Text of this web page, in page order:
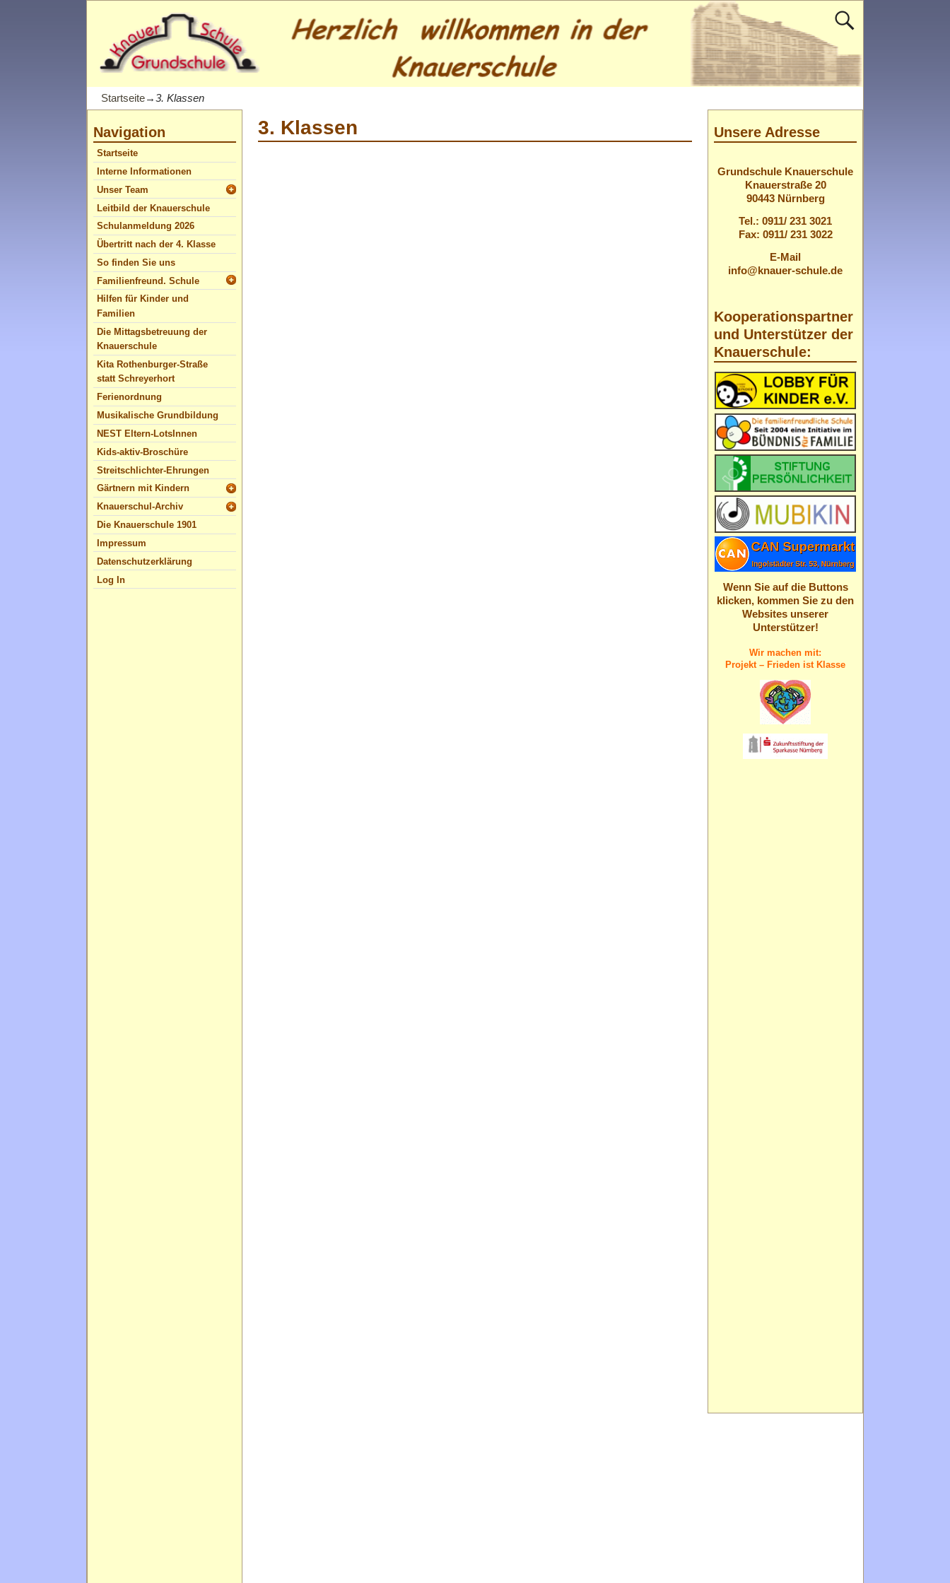
Startseite→3. Klassen
3. Klassen
Navigation
Startseite
Interne Informationen
Unser Team
Leitbild der Knauerschule
Schulanmeldung 2026
Übertritt nach der 4. Klasse
So finden Sie uns
Familienfreund. Schule
Hilfen für Kinder und
Familien
Die Mittagsbetreuung der
Knauerschule
Kita Rothenburger-Straße
statt Schreyerhort
Ferienordnung
Musikalische Grundbildung
NEST Eltern-LotsInnen
Kids-aktiv-Broschüre
Streitschlichter-Ehrungen
Gärtnern mit Kindern
Knauerschul-Archiv
Die Knauerschule 1901
Impressum
Datenschutzerklärung
Log In
Unsere Adresse
Grundschule Knauerschule
Knauerstraße 20
90443 Nürnberg
Tel.: 0911/ 231 3021
Fax: 0911/ 231 3022
E-Mail
info@knauer-schule.de
Kooperationspartner
und Unterstützer der
Knauerschule:
Wenn Sie auf die Buttons
klicken, kommen Sie zu den
Websites unserer
Unterstützer!
Wir machen mit:
Projekt – Frieden ist Klasse